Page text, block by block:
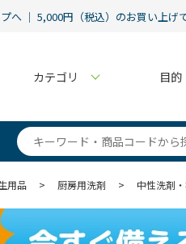
へ ｜ 5,000円（税込）のお買い上げ
カテゴリ 目的
用品 > 厨房用洗剤 > 中性洗剤